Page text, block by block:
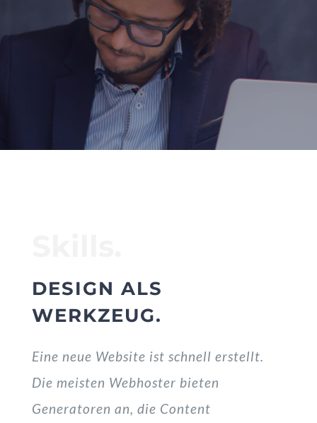
DESIGN ALS
WERKZEUG.
Eine neue Website ist schnell erstellt.
Die meisten Webhoster bieten
Generatoren an, die Content